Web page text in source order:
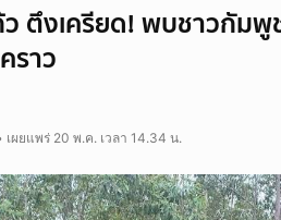
ว ตึงเครียด! พบชาวกัม
ราว
เผยแพร่ 20 พ.ค. เวลา 14.34 น.